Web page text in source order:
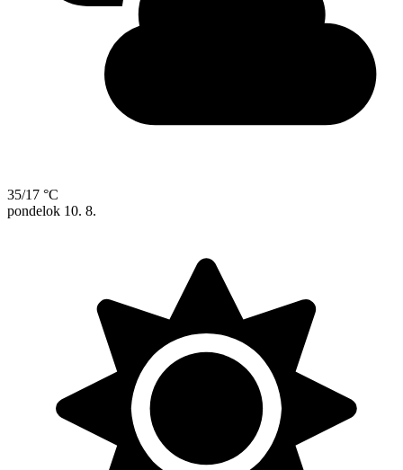
35/17 °C
pondelok 10. 8.